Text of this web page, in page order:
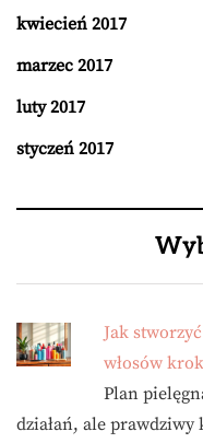
kwiecień 2017
marzec 2017
luty 2017
styczeń 2017
Jak
włosów
Plan
działań, ale